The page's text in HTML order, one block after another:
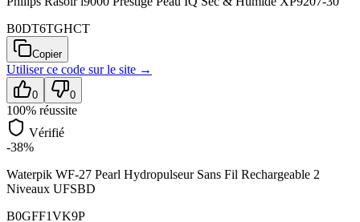
B0DT6TGHCT
Copier
Utiliser ce code surle site →
0 0
100% réussite
Vérifié
-38%
Waterpik WF-27 Pearl Hydropulseur Sans Fil Rechargeable 2
Niveaux UFSBD
B0GFF1VK9P